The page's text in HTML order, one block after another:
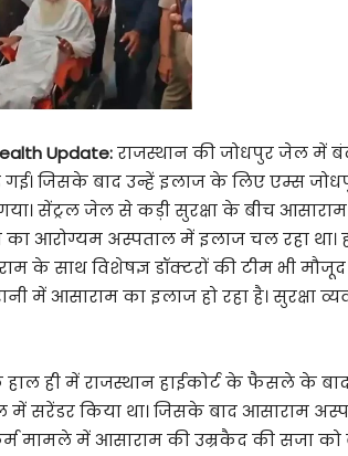
Update:राजस्थान की जोधपुर जेल में
जिसके बाद उन्हें इलाज के लिए एम्स
सेंट्रल जेल से कड़ी सुरक्षा के बीच
आरोग्यम अस्पताल में इलाज चल रहा था।
के साथ विशेषज्ञ डॉक्टरों की टीम भी
में आसाराम का इलाज हो रहा है। सुरक्षा
ही में राजस्थान हाईकोर्ट के फैसले के
में सरेंडर किया था। जिसके बाद आसाराम
मामले में आसाराम की उम्रकैद की सजा